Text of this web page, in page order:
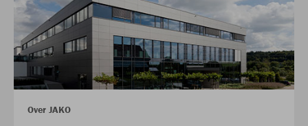
Over JAKO